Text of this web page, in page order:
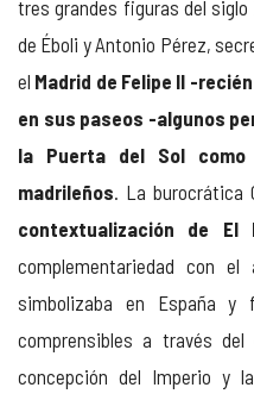
tres grandes figuras del siglo
de Éboli y Antonio Pérez,
el Madrid de Felipe II -
en sus paseos -algunos
la Puerta del Sol
madrileños. La burocrática
contextualización de El
complementariedad con
simbolizaba en España y
comprensibles a través
concepción del Imperio y